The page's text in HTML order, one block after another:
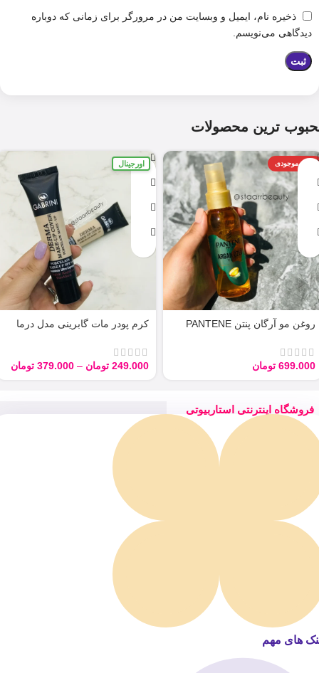
ذخیره نام، ایمیل و وبسایت من در مرورگر برای زمانی که دوباره
دیدگاهی می‌نویسم.
ترین محصولات
اتمام موجودی
روغن مو آرگان پنتن PANTENE
699.000 تومان
اورجینال
کرم پودر مات گابرینی مدل درما
249.000 تومان –
379.000 تومان
فروشگاه اینترنتی استاربیوتی
های مهم